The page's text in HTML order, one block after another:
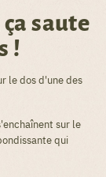
saute
!
le dos d'une des
sur le
qui